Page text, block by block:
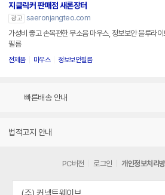
지클릭커 판매점 새론장터
광고 saeronjangteo.com
가성비 좋고 손목편한 무소음 마우스, 정보보안 블루라이
필름
전제품 마우스 정보보안필름
빠른배송 안내
법적고지 안내
PC버전 로그인 개인정보처리